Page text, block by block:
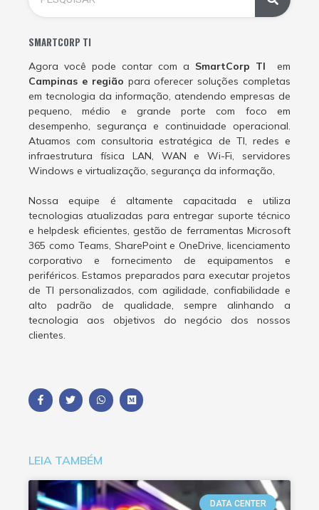
SMARTCORP TI
Agora você pode contar com a SmartCorp TI em
Campinas e região para oferecer soluções completas
em tecnologia da informação, atendendo empresas de
pequeno, médio e grande porte com foco em
desempenho, segurança e continuidade operacional.
Atuamos com consultoria estratégica de TI, redes e
infraestrutura física LAN, WAN e Wi-Fi, servidores
Windows e virtualização, segurança da informação,
Nossa equipe é altamente capacitada e utiliza
tecnologias atualizadas para entregar suporte técnico
e helpdesk eficientes, gestão de ferramentas Microsoft
365 como Teams, SharePoint e OneDrive, licenciamento
corporativo e fornecimento de equipamentos e
periféricos. Estamos preparados para executar projetos
de TI personalizados, com agilidade, confiabilidade e
alto padrão de qualidade, sempre alinhando a
tecnologia aos objetivos do negócio dos nossos
clientes.
LEIA TAMBÉM
DATA CENTER